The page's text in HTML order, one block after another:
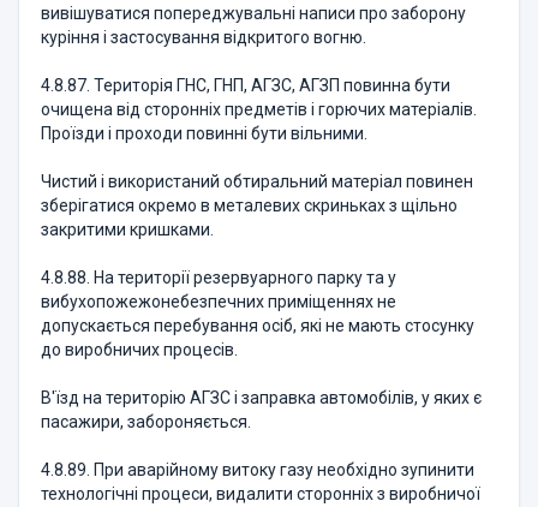
вивішуватися попереджувальні написи про заборону
куріння і застосування відкритого вогню.
4.8.87. Територія ГНС, ГНП, АГЗС, АГЗП повинна бути
очищена від сторонніх предметів і горючих матеріалів.
Проїзди і проходи повинні бути вільними.
Чистий і використаний обтиральний матеріал повинен
зберігатися окремо в металевих скриньках з щільно
закритими кришками.
4.8.88. На території резервуарного парку та у
вибухопожежонебезпечних приміщеннях не
допускається перебування осіб, які не мають стосунку
до виробничих процесів.
В'їзд на територію АГЗС і заправка автомобілів, у яких є
пасажири, забороняється.
4.8.89. При аварійному витоку газу необхідно зупинити
технологічні процеси, видалити сторонніх з виробничої